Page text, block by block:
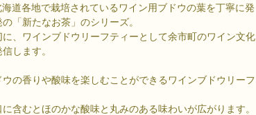
道各地で栽培されているワイン用ブドウの葉を丁寧に発
「新たなお茶」のシリーズ。
、ワインブドウリーフティーとして余市町のワイン文化
します。
の香りや酸味を楽しむことができるワインブドウリーフ
含むとほのかな酸味と丸みのある味わいが広がります。